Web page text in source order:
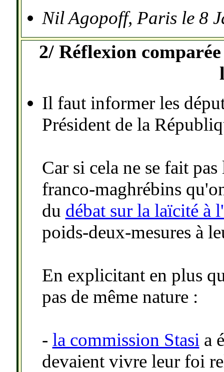
Nil Agopoff, Paris le 8
2/ Réflexion
Il faut informer les
Président de la
Car si cela ne se fait
franco-maghrébins
du débat sur la laïcité à
poids-deux-mesures à
En explicitant en plus
pas de même nature :
- la commission Stasi a
devaient vivre leur foi